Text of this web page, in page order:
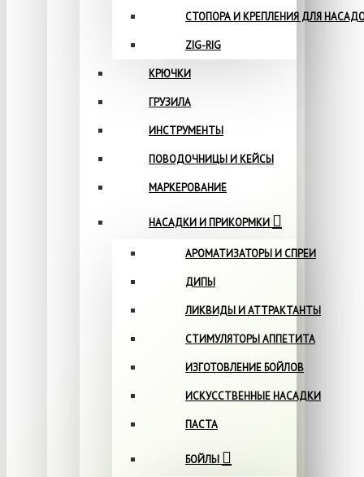
СТОПОРА И КРЕПЛЕНИЯ ДЛЯ
ZIG-RIG
КРЮЧКИ
ГРУЗИЛА
ИНСТРУМЕНТЫ
ПОВОДОЧНИЦЫ И КЕЙСЫ
МАРКЕРОВАНИЕ
НАСАДКИ И ПРИКОРМКИ
АРОМАТИЗАТОРЫ И СПРЕИ
ДИПЫ
ЛИКВИДЫ И АТТРАКТАНТЫ
СТИМУЛЯТОРЫ АППЕТИТА
ИЗГОТОВЛЕНИЕ БОЙЛОВ
ИСКУССТВЕННЫЕ НАСАДКИ
ПАСТА
БОЙЛЫ